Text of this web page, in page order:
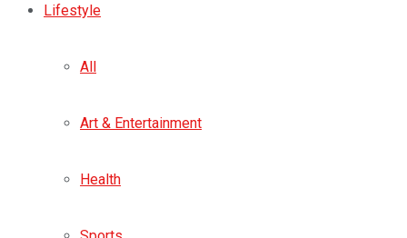
Lifestyle
All
Art & Entertainment
Health